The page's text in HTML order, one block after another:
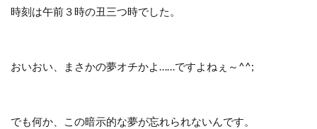
時刻は午前３時の丑三つ時でした。
おいおい、まさかの夢オチかよ……ですよねぇ～^^;
でも何か、この暗示的な夢が忘れられないんです。